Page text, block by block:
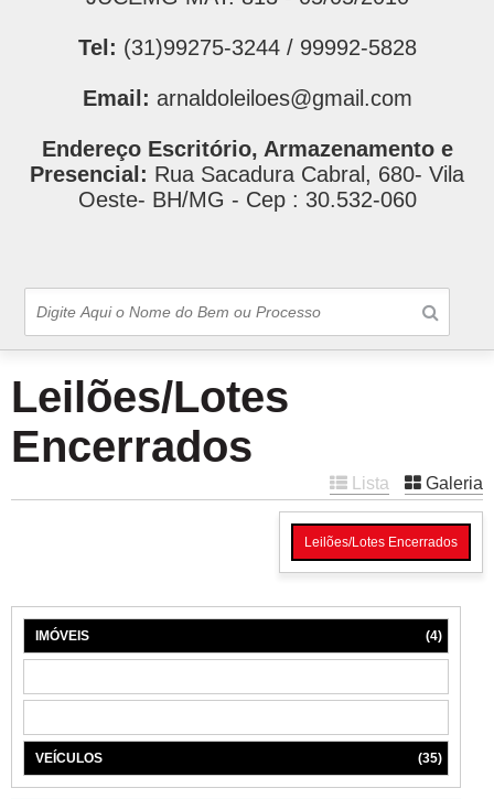
Tel: (31)99275-3244 / 99992-5828
Email: arnaldoleiloes@gmail.com
Endereço Escritório, Armazenamento e
Presencial: Rua Sacadura Cabral, 680- Vila
Oeste- BH/MG - Cep : 30.532-060
Leilões/Lotes
Encerrados
Lista Galeria
Leilões/Lotes Encerrados
IMÓVEIS (4)
VEÍCULOS (35)